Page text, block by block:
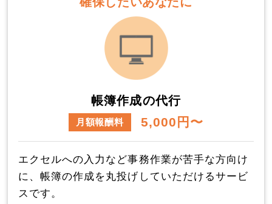
帳簿作成の代行
月額報酬料 5,000円〜
エクセルへの入力など事務作業が苦手な方向け
に、帳簿の作成を丸投げしていただけるサービ
スです。